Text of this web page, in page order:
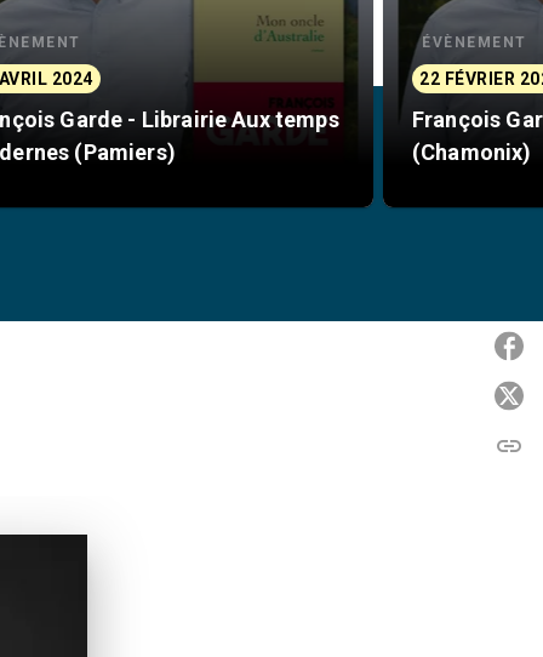
2024
Garde - Librairie Aux temps
(Pamiers)
ÉVÈNEMENT
22 FÉVRIER
François
(Chamonix)
link